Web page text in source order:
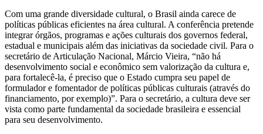
Com uma grande diversidade cultural, o Brasil ainda carece de
políticas públicas eficientes na área cultural. A conferência pretende
integrar órgãos, programas e ações culturais dos governos federal,
estadual e municipais além das iniciativas da sociedade civil. Para o
secretário de Articulação Nacional, Márcio Vieira, “não há
desenvolvimento social e econômico sem valorização da cultura e,
para fortalecê-la, é preciso que o Estado cumpra seu papel de
formulador e fomentador de políticas públicas culturais (através do
financiamento, por exemplo)”. Para o secretário, a cultura deve ser
vista como parte fundamental da sociedade brasileira e essencial
para seu desenvolvimento.